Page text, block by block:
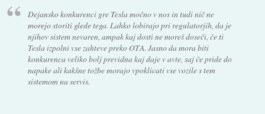
Dejansko konkurenci gre Tesla močno v nos in tudi nič ne
morejo storiti glede tega. Lahko lobirajo pri regulatorjih, da je
njihov sistem nevaren, ampak kaj dosti ne moreš doseči, če ti
Tesla izpolni vse zahteve preko OTA. Jasno da mora biti
konkurenca veliko bolj previdna kaj daje v avte, saj če pride do
napake ali kakšne tožbe morajo vpoklicati vse vozile s tem
sistemom na servis.